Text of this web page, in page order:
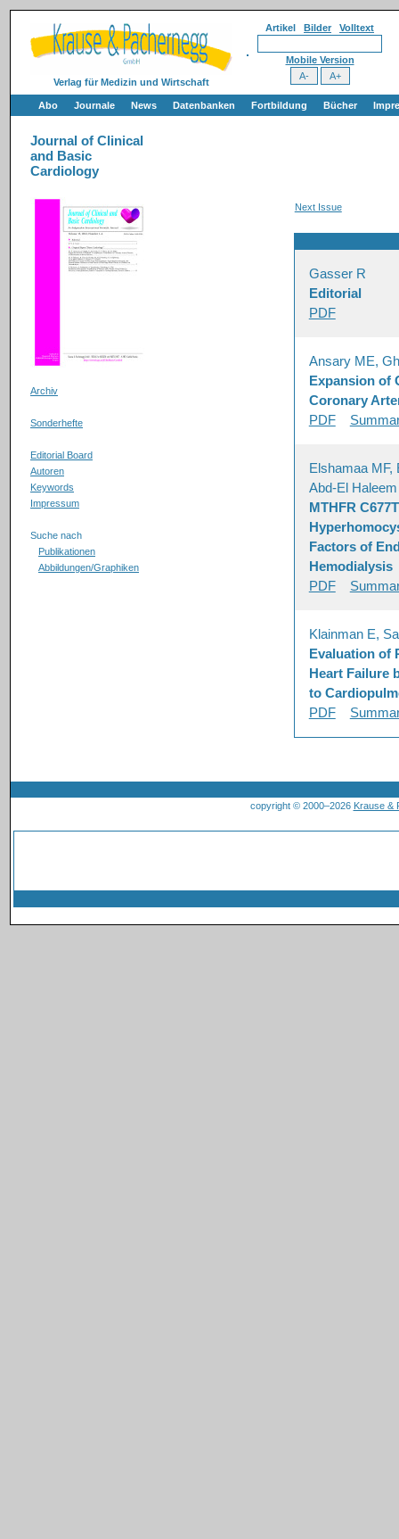
Verlag für Medizin und Wirtschaft
Artikel Bilder Volltext
Mobile Version
Abo Journale News Datenbanken Fortbildung Bücher
Journal of Clinical
and Basic
Cardiology
Archiv
Sonderhefte
Editorial Board
Autoren
Keywords
Impressum
Suche nach
Publikationen
Abbildungen/Graphiken
Next Issue
Gasser R
Editorial
PDF
Ansary ME,
Expansion of
Coronary
PDF
Elshamaa
Abd-El
MTHFR
Factors of
Hemodialysis
PDF
Klainman E,
Evaluation of
Heart Failure
to
PDF
copyright © 2000–2026 Krause &